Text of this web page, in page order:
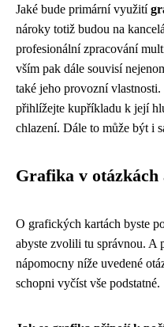
Jaké bude primární využití
nároky totiž budou na
profesionální zpracování
vším pak dále souvisí
také jeho provozní
přihlížejte kupříkladu k její
chlazení. Dále to může být i
Grafika v otázkách
O grafických kartách byste
abyste zvolili tu správnou. A
nápomocny níže uvedené
schopni vyčíst vše podstatné.